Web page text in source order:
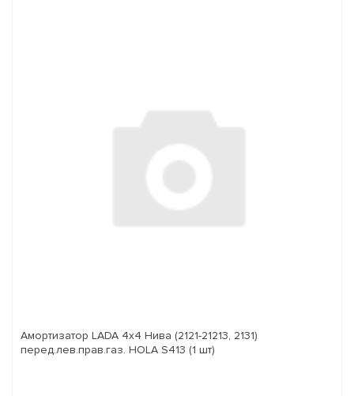
Амортизатор LADA 4x4 Нива (2121-21213, 2131)
перед.лев.прав.газ. HOLA S413 (1 шт)